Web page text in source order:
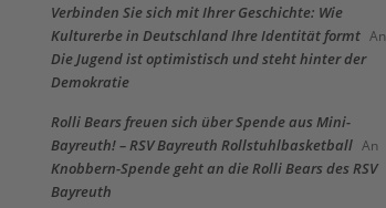
Verbinden Sie sich mit Ihrer Geschichte: Wie
Kulturerbe in Deutschland Ihre Identität formt An
Die Jugend ist optimistisch und steht hinter der
Demokratie
Rolli Bears freuen sich über Spende aus Mini-
Bayreuth! – RSV Bayreuth Rollstuhlbasketball An
Knobbern-Spende geht an die Rolli Bears des RSV
Bayreuth